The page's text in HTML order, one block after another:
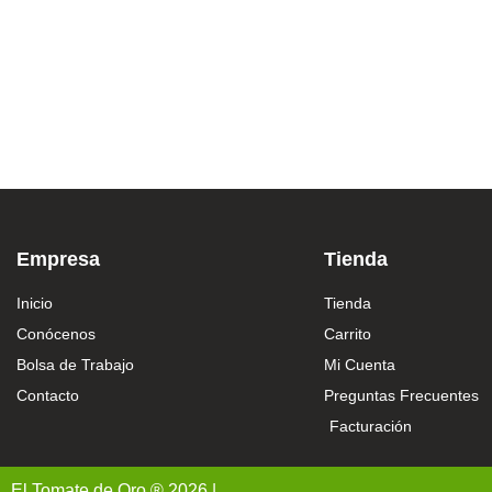
Empresa
Inicio
Conócenos
Bolsa de Trabajo
Contacto
Tienda
Tienda
Carrito
Mi Cuenta
Preguntas Frecuentes
Facturación